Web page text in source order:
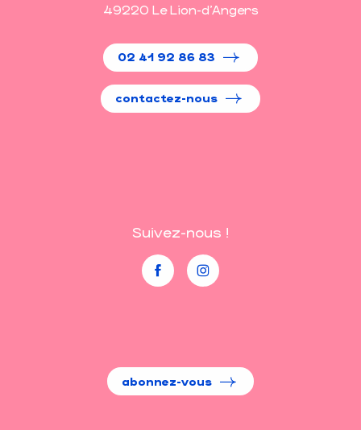
49220 Le Lion-d'Angers
02 41 92 86 83
contactez-nous
Suivez-nous !
abonnez-vous